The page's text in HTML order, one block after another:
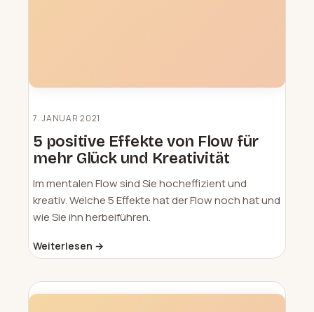
7. JANUAR 2021
5 positive Effekte von Flow für
mehr Glück und Kreativität
Im mentalen Flow sind Sie hocheffizient und
kreativ. Welche 5 Effekte hat der Flow noch hat und
wie Sie ihn herbeiführen.
Weiterlesen →